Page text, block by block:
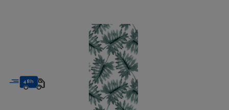
48h